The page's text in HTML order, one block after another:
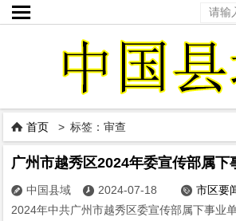

 首页 > 标签：审查
 中国县域  2024-07-18  市区要
2024年中共广州市越秀区委宣传部属下事业